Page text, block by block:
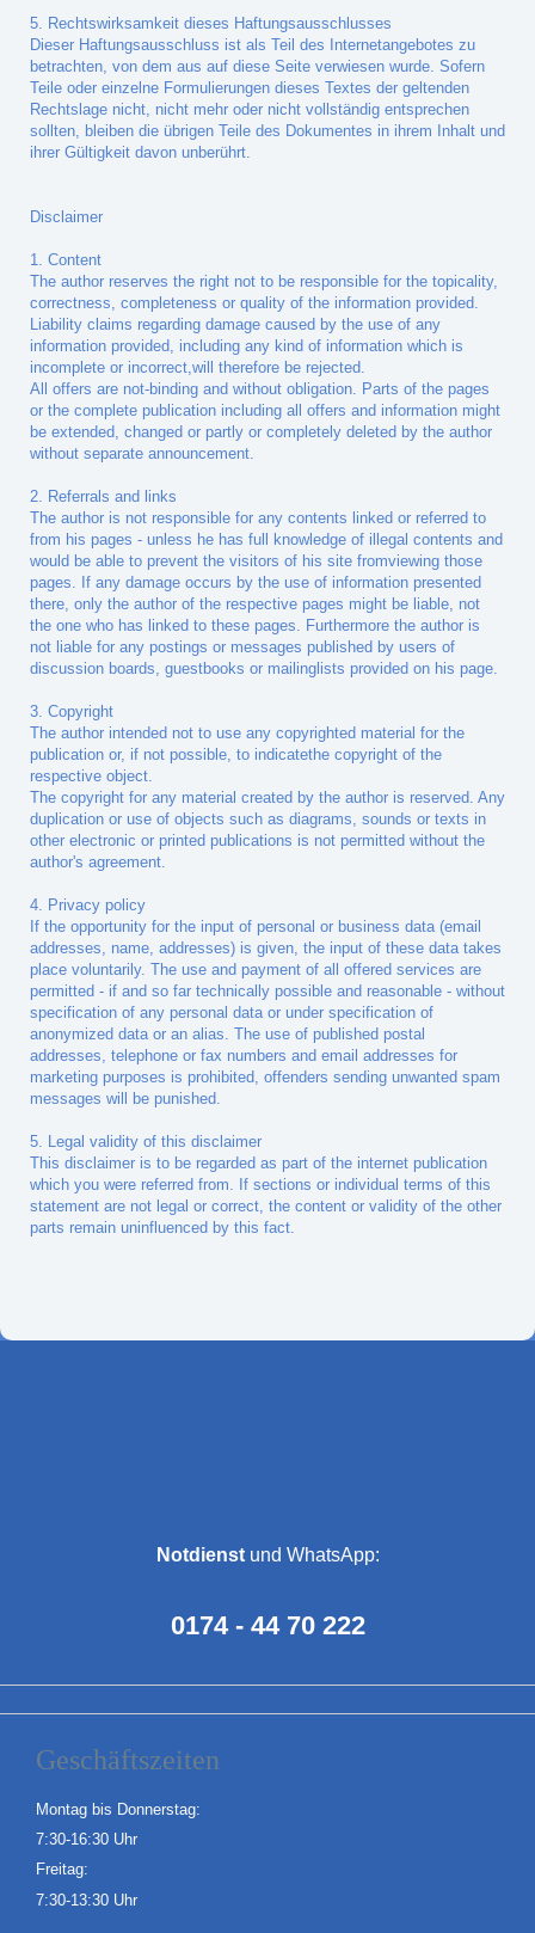
5. Rechtswirksamkeit dieses Haftungsausschlusses
Dieser Haftungsausschluss ist als Teil des Internetangebotes zu
betrachten, von dem aus auf diese Seite verwiesen wurde. Sofern
Teile oder einzelne Formulierungen dieses Textes der geltenden
Rechtslage nicht, nicht mehr oder nicht vollständig entsprechen
sollten, bleiben die übrigen Teile des Dokumentes in ihrem Inhalt und
ihrer Gültigkeit davon unberührt.
Disclaimer
1. Content
The author reserves the right not to be responsible for the topicality,
correctness, completeness or quality of the information provided.
Liability claims regarding damage caused by the use of any
information provided, including any kind of information which is
incomplete or incorrect,will therefore be rejected.
All offers are not-binding and without obligation. Parts of the pages
or the complete publication including all offers and information might
be extended, changed or partly or completely deleted by the author
without separate announcement.
2. Referrals and links
The author is not responsible for any contents linked or referred to
from his pages - unless he has full knowledge of illegal contents and
would be able to prevent the visitors of his site fromviewing those
pages. If any damage occurs by the use of information presented
there, only the author of the respective pages might be liable, not
the one who has linked to these pages. Furthermore the author is
not liable for any postings or messages published by users of
discussion boards, guestbooks or mailinglists provided on his page.
3. Copyright
The author intended not to use any copyrighted material for the
publication or, if not possible, to indicatethe copyright of the
respective object.
The copyright for any material created by the author is reserved. Any
duplication or use of objects such as diagrams, sounds or texts in
other electronic or printed publications is not permitted without the
author's agreement.
4. Privacy policy
If the opportunity for the input of personal or business data (email
addresses, name, addresses) is given, the input of these data takes
place voluntarily. The use and payment of all offered services are
permitted - if and so far technically possible and reasonable - without
specification of any personal data or under specification of
anonymized data or an alias. The use of published postal
addresses, telephone or fax numbers and email addresses for
marketing purposes is prohibited, offenders sending unwanted spam
messages will be punished.
5. Legal validity of this disclaimer
This disclaimer is to be regarded as part of the internet publication
which you were referred from. If sections or individual terms of this
statement are not legal or correct, the content or validity of the other
parts remain uninfluenced by this fact.
Notdienst und WhatsApp:
0174 - 44 70 222
Geschäftszeiten
Montag bis Donnerstag:
7:30-16:30 Uhr
Freitag:
7:30-13:30 Uhr